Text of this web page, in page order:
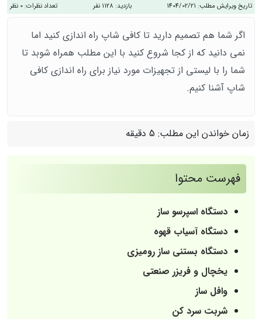
تاریخ ویرایش مطلب: 1404/02/21 بازدید: 1128 نفر تعداد نظرات: 0 نظر
اگر شما هم تصمیم دارید تا کافی شاپ راه اندازی کنید اما
نمی دانید که از کجا شروع کنید با این مطلب همراه شوبد تا
شما را با لیستی از تجهیزات مورد نیاز برای راه اندازی کافی
شاپ آشنا کنیم.
زمان خواندن این مطلب: 5 دقیقه
فهرست محتوا
دستگاه اسپرسو ساز
دستگاه آسیاب قهوه
دستگاه بستنی ساز رومیزی
یخچال و فریزر صنعتی
وافل ساز
شربت سرد کن